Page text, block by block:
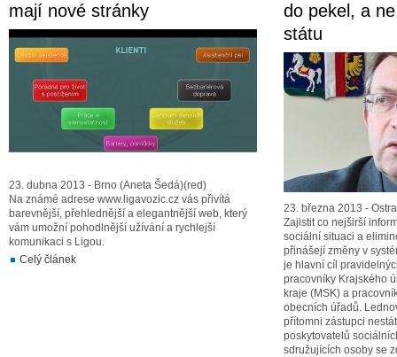
mají nové stránky
23. dubna 2013 - Brno (Aneta Šedá)(red)
Na známé adrese www.ligavozic.cz vás přivítá
barevnější, přehlednější a elegantnější web, který
vám umožní pohodlnější užívání a rychlejší
komunikaci s Ligou.
Celý článek
do pekel, a
státu
23. března 2013 -
Zajistit co nejširší
sociální situaci a
přinášejí změny v
je hlavní cíl
pracovníky Krajského
kraje (MSK) a
obecních úřadů.
přítomni zástupci
poskytovatelů
sdružujících osoby se